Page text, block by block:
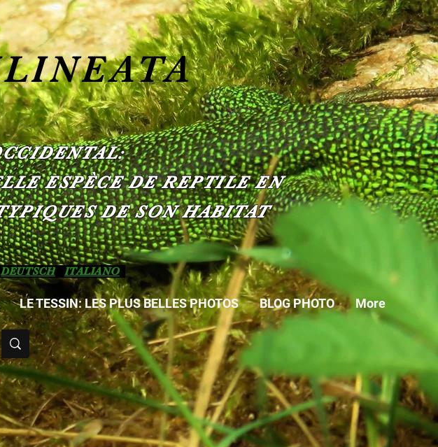
ESPÈCE DE REPTILE EN
DE SON HABITAT
DEUTSCH ITALIANO
LE TESSIN: LES PLUS BELLES PHOTOS BLOG PHOTO More